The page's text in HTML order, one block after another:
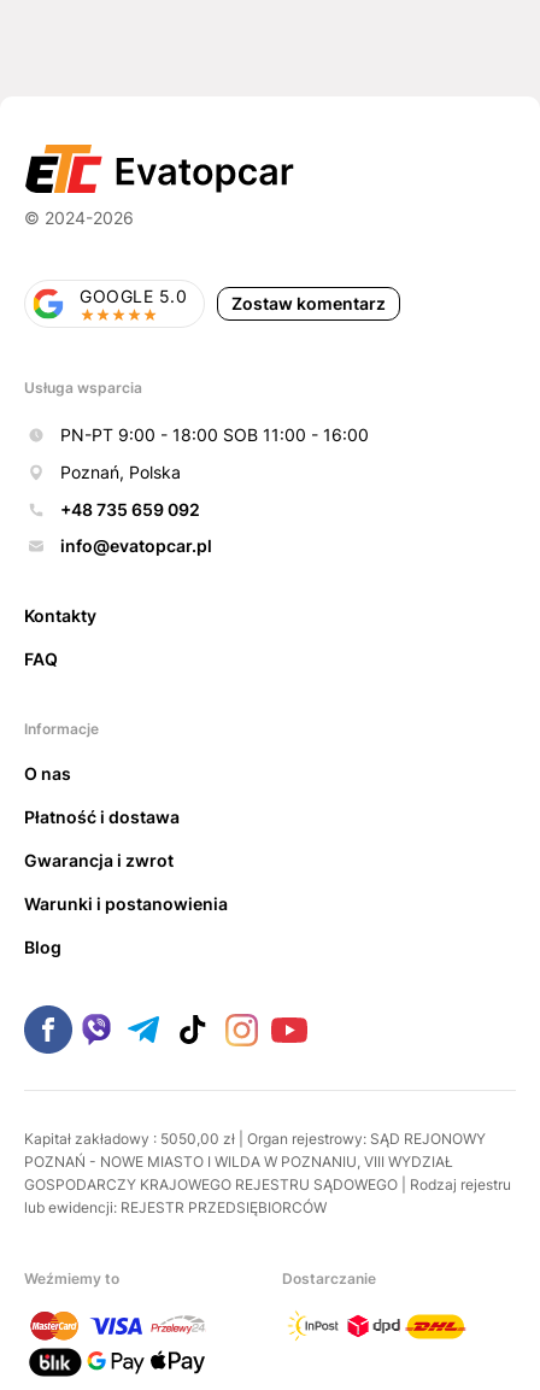
© 2024-2026
Zostaw komentarz
GOOGLE 5.0
Usługa wsparcia
PN-PT 9:00 - 18:00 SOB 11:00 - 16:00
Poznań, Polska
+48 735 659 092
info@evatopcar.pl
Kontakty
FAQ
Informacje
O nas
Płatność i dostawa
Gwarancja i zwrot
Warunki i postanowienia
Blog
Kapitał zakładowy : 5050,00 zł | Organ rejestrowy: SĄD REJONOWY
POZNAŃ - NOWE MIASTO I WILDA W POZNANIU, VIII WYDZIAŁ
GOSPODARCZY KRAJOWEGO REJESTRU SĄDOWEGO | Rodzaj rejestru
lub ewidencji: REJESTR PRZEDSIĘBIORCÓW
Weźmiemy to Dostarczanie